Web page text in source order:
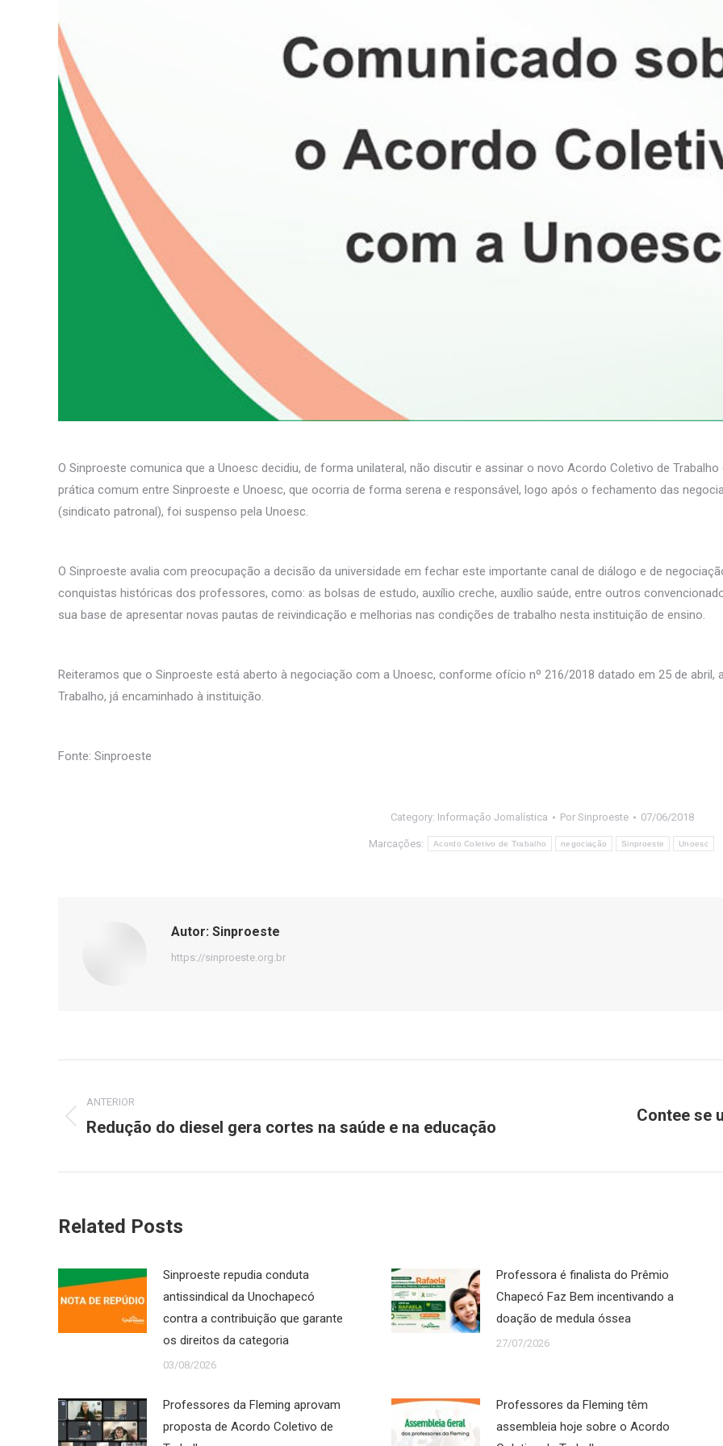
O Sinproeste comunica que a Unoesc decidiu, de forma unilateral, não discutir e assinar o novo Acordo Coletivo de
prática comum entre Sinproeste e Unoesc, que ocorria de forma serena e responsável, logo após o fechamento das
(sindicato patronal), foi suspenso pela Unoesc.
O Sinproeste avalia com preocupação a decisão da universidade em fechar este importante canal de diálogo e de
conquistas históricas dos professores, como: as bolsas de estudo, auxílio creche, auxílio saúde, entre outros
sua base de apresentar novas pautas de reivindicação e melhorias nas condições de trabalho nesta instituição de ensino.
Reiteramos que o Sinproeste está aberto à negociação com a Unoesc, conforme ofício nº 216/2018 datado em 25 de
Trabalho, já encaminhado à instituição.
Fonte: Sinproeste
Category: Informação Jornalística Por Sinproeste 07/06/2018
Marcações: Acordo Coletivo de Trabalho negociação Sinproeste Unoesc
Autor: Sinproeste
https://sinproeste.org.br
deANTERIOR
Post
Redução do diesel gera cortes na saúde e na educação
Contee se
Related Posts
Sinproeste repudia conduta
antissindical da Unochapecó
contra a contribuição que garante
os direitos da categoria
03/08/2026
Professora é finalista do Prêmio
Chapecó Faz Bem incentivando a
doação de medula óssea
27/07/2026
Professores da Fleming aprovam
proposta de Acordo Coletivo de
Professores da Fleming têm
assembleia hoje sobre o Acordo